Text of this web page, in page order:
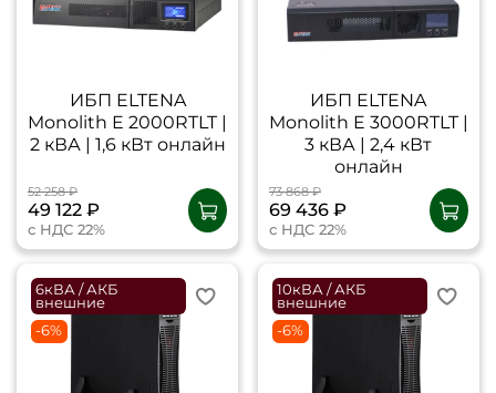
ИБП ELTENA
Monolith E 2000RTLT |
2 кВА | 1,6 кВт онлайн
52 258 ₽
49 122 ₽
с НДС 22%
ИБП ELTENA
Monolith E 3000RTLT |
3 кВА | 2,4 кВт
онлайн
73 868 ₽
69 436 ₽
с НДС 22%
6кВА / АКБ
внешние
-6%
10кВА / АКБ
внешние
-6%